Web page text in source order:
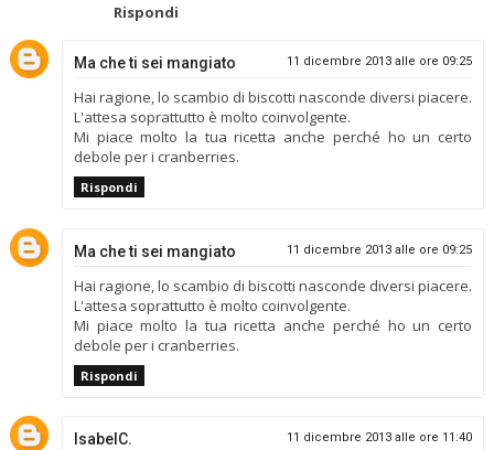
Rispondi
Ma che ti sei mangiato 11 dicembre 2013 alle ore 09:25
Hai ragione, lo scambio di biscotti nasconde diversi piacere.
L'attesa soprattutto è molto coinvolgente.
Mi piace molto la tua ricetta anche perché ho un certo
debole per i cranberries.
Rispondi
Ma che ti sei mangiato 11 dicembre 2013 alle ore 09:25
Hai ragione, lo scambio di biscotti nasconde diversi piacere.
L'attesa soprattutto è molto coinvolgente.
Mi piace molto la tua ricetta anche perché ho un certo
debole per i cranberries.
Rispondi
IsabelC. 11 dicembre 2013 alle ore 11:40